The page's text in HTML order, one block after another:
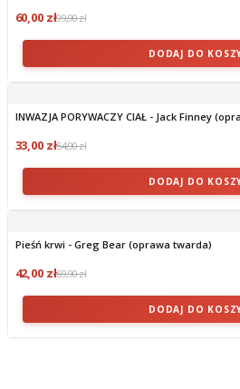
60,00 zł99,90 zł
DODAJ DO
INWAZJA PORYWACZY CIAŁ - Jack Finney
33,00 zł54,90 zł
DODAJ DO
Pieśń krwi - Greg Bear (oprawa twarda)
42,00 zł69,90 zł
DODAJ DO